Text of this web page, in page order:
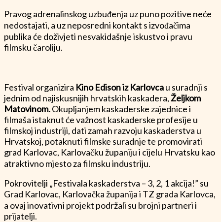
Pravog adrenalinskog uzbuđenja uz puno pozitive neće
nedostajati, a uz neposredni kontakt s izvođačima
publika će doživjeti nesvakidašnje iskustvo i pravu
filmsku čaroliju.
Festival organizira Kino Edison iz Karlovcau suradnji s
jednim od najiskusnijih hrvatskih kaskadera, Željkom
Matovinom.Okupljanjem kaskaderske zajednice i
filmaša istaknut će važnost kaskaderske profesije u
filmskoj industriji, dati zamah razvoju kaskaderstva u
Hrvatskoj, potaknuti filmske suradnje te promovirati
grad Karlovac, Karlovačku županiju i cijelu Hrvatsku kao
atraktivno mjesto za filmsku industriju.
Pokrovitelji „Festivala kaskaderstva – 3, 2, 1 akcija!” su
Grad Karlovac, Karlovačka županija i TZ grada Karlovca,
a ovaj inovativni projekt podržali su brojni partneri i
prijatelji.